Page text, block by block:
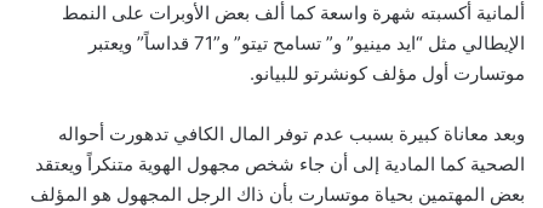
ألمانية أكسبته شهرة واسعة كما ألف بعض الأوبرات على النمط
الإيطالي مثل “ايد مينيو” و” تسامح تيتو” و”71 قداساً” ويعتبر
موتسارت أول مؤلف كونشرتو للبيانو.
وبعد معاناة كبيرة بسبب عدم توفر المال الكافي تدهورت أحواله
الصحية كما المادية إلى أن جاء شخص مجهول الهوية متنكراً ويعتقد
بعض المهتمين بحياة موتسارت بأن ذاك الرجل المجهول هو المؤلف